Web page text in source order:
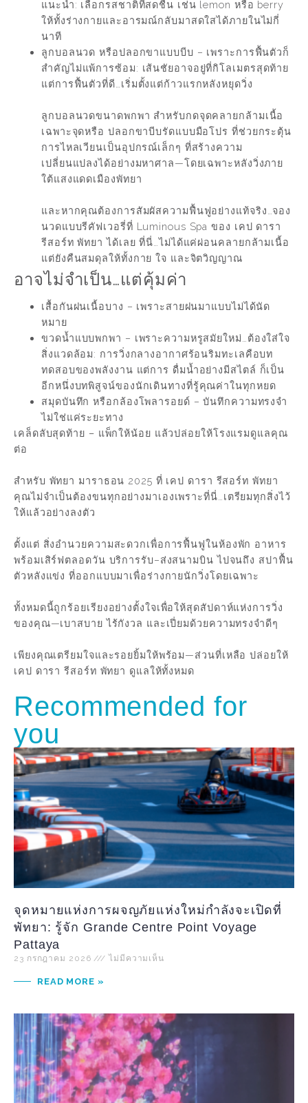
แนะนำ: เลือกรสชาติที่สดชื่น เช่น lemon หรือ berry
ให้ทั้งร่างกายและอารมณ์กลับมาสดใสได้ภายในไม่กี่
นาที
ลูกบอลนวด หรือปลอกขาแบบบีบ – เพราะการฟื้นตัวก็
สำคัญไม่แพ้การซ้อม: เส้นชัยอาจอยู่ที่กิโลเมตรสุดท้าย
แต่การฟื้นตัวที่ดี…เริ่มตั้งแต่ก้าวแรกหลังหยุดวิ่ง
ลูกบอลนวดขนาดพกพา สำหรับกดจุดคลายกล้ามเนื้อ
เฉพาะจุดหรือ ปลอกขาบีบรัดแบบมือโปร ที่ช่วยกระตุ้น
การไหลเวียนเป็นอุปกรณ์เล็กๆ ที่สร้างความ
เปลี่ยนแปลงได้อย่างมหาศาล—โดยเฉพาะหลังวิ่งภาย
ใต้แสงแดดเมืองพัทยา
และหากคุณต้องการสัมผัสความฟื้นฟูอย่างแท้จริง…จอง
นวดแบบรีคัฟเวอรี่ที่ Luminous Spa ของ เคป ดารา
รีสอร์ท พัทยา ได้เลย ที่นี่…ไม่ได้แค่ผ่อนคลายกล้ามเนื้อ
แต่ยังคืนสมดุลให้ทั้งกาย ใจ และจิตวิญญาณ
อาจไม่จำเป็น…แต่คุ้มค่า
เสื้อกันฝนเนื้อบาง – เพราะสายฝนมาแบบไม่ได้นัด
หมาย
ขวดน้ำแบบพกพา – เพราะความหรูสมัยใหม่…ต้องใส่ใจ
สิ่งแวดล้อม: การวิ่งกลางอากาศร้อนริมทะเลคือบท
ทดสอบของพลังงาน แต่การ ดื่มน้ำอย่างมีสไตล์ ก็เป็น
อีกหนึ่งบทพิสูจน์ของนักเดินทางที่รู้คุณค่าในทุกหยด
สมุดบันทึก หรือกล้องโพลารอยด์ – บันทึกความทรงจำ
ไม่ใช่แค่ระยะทาง
เคล็ดลับสุดท้าย – แพ็กให้น้อย แล้วปล่อยให้โรงแรมดูแลคุณ
ต่อ
สำหรับ พัทยา มาราธอน 2025 ที่ เคป ดารา รีสอร์ท พัทยา
คุณไม่จำเป็นต้องขนทุกอย่างมาเองเพราะที่นี่…เตรียมทุกสิ่งไว้
ให้แล้วอย่างลงตัว
ตั้งแต่ สิ่งอำนวยความสะดวกเพื่อการฟื้นฟูในห้องพัก อาหาร
พร้อมเสิร์ฟตลอดวัน บริการรับ–ส่งสนามบิน ไปจนถึง สปาฟื้น
ตัวหลังแข่ง ที่ออกแบบมาเพื่อร่างกายนักวิ่งโดยเฉพาะ
ทั้งหมดนี้ถูกร้อยเรียงอย่างตั้งใจเพื่อให้สุดสัปดาห์แห่งการวิ่ง
ของคุณ—เบาสบาย ไร้กังวล และเปี่ยมด้วยความทรงจำดีๆ
เพียงคุณเตรียมใจและรอยยิ้มให้พร้อม—ส่วนที่เหลือ ปล่อยให้
เคป ดารา รีสอร์ท พัทยา ดูแลให้ทั้งหมด
Recommended for
you
จุดหมายแห่งการผจญภัยแห่งใหม่กำลังจะเปิดที่
พัทยา: รู้จัก Grande Centre Point Voyage
Pattaya
23 กรกฎาคม 2026 ไม่มีความเห็น
READ MORE »